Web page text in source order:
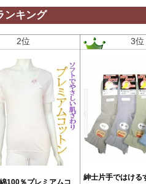
ンキング
2位
100％プレミアムコ
3位
紳士片手ではける